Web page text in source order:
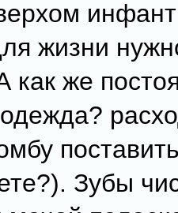
жизни
как же
Зубы